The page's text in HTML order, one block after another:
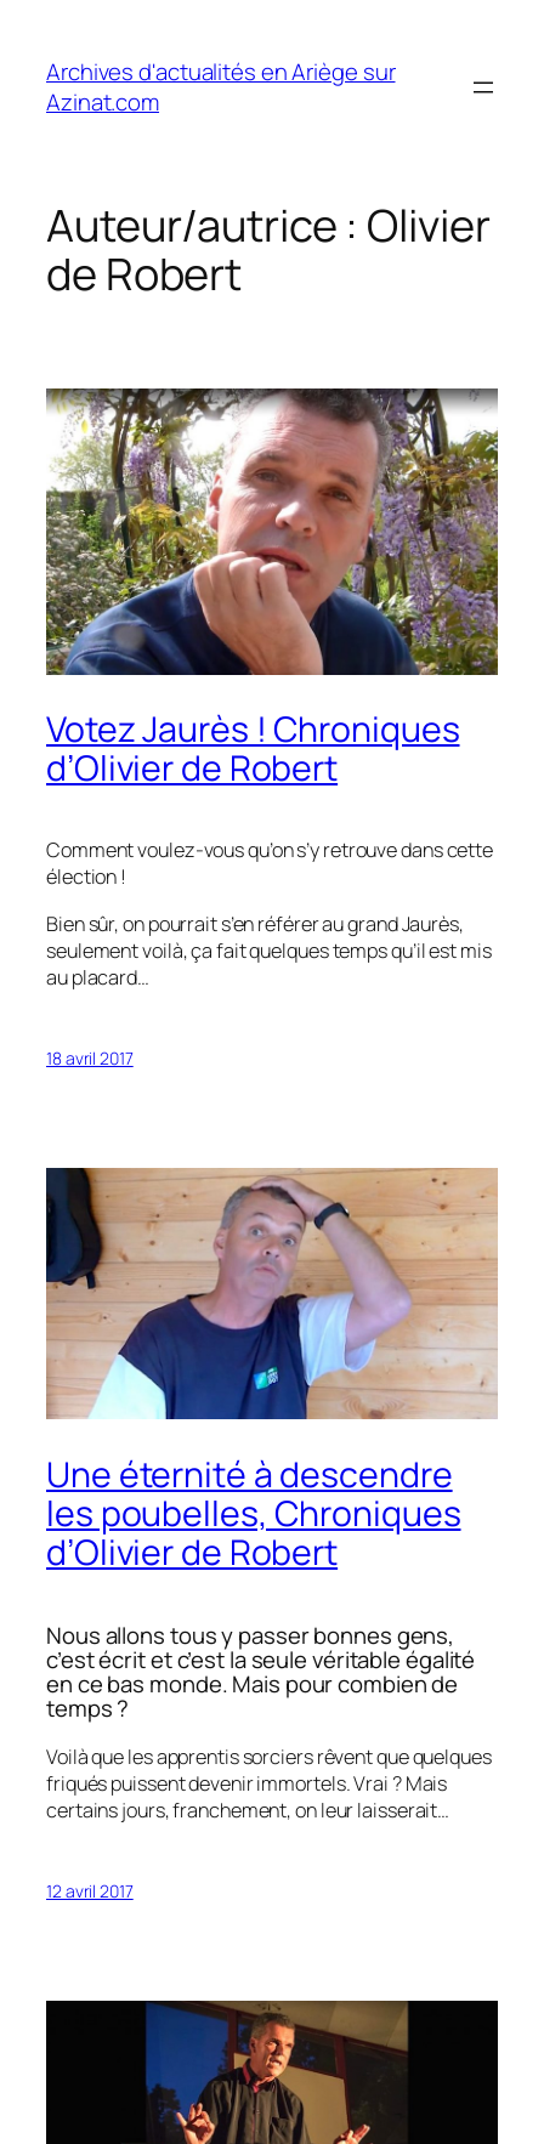
contenu
Archives d'actualités en Ariège sur
Azinat.com
Auteur/autrice : Olivier
de Robert
Votez Jaurès ! Chroniques
d’Olivier de Robert
Comment voulez-vous qu’on s’y retrouve dans cette
élection !
Bien sûr, on pourrait s’en référer au grand Jaurès,
seulement voilà, ça fait quelques temps qu’il est mis
au placard…
18 avril 2017
Une éternité à descendre
les poubelles, Chroniques
d’Olivier de Robert
Nous allons tous y passer bonnes gens,
c’est écrit et c’est la seule véritable égalité
en ce bas monde. Mais pour combien de
temps ?
Voilà que les apprentis sorciers rêvent que quelques
friqués puissent devenir immortels. Vrai ? Mais
certains jours, franchement, on leur laisserait…
12 avril 2017